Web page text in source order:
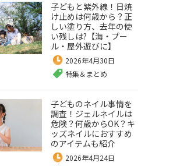
子どもと紫外線！日焼
け止めは何歳から？正
しい塗り方、去年の使
い残しは?【海・プー
ル・屋外遊びに】
2026年4月30日
特集＆まとめ
子どものネイル事情を
調査！ジェルネイルは
危険？何歳からOK？キ
ッズネイルにおすすめ
のアイテムも紹介
2026年4月24日